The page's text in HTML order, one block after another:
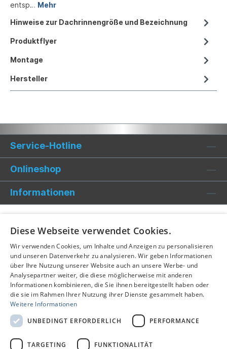
entsp… Mehr
Hinweise zur Dachrinnengröße und Bezeichnung
Produktflyer
Montage
Hersteller
Service-Hotline
Onlineshop
Informationen
Diese Webseite verwendet Cookies.
Wir verwenden Cookies, um Inhalte und Anzeigen zu personalisieren
und unseren Datenverkehr zu analysieren. Wir geben Informationen
über Ihre Nutzung unserer Website auch an unsere Werbe- und
Analysepartner weiter, die diese möglicherweise mit anderen
Informationen kombinieren, die Sie ihnen bereitgestellt haben oder
die sie im Rahmen Ihrer Nutzung ihrer Dienste gesammelt haben.
Weitere Informationen
UNBEDINGT ERFORDERLICH
PERFORMANCE
TARGETING FUNKTIONALITÄT